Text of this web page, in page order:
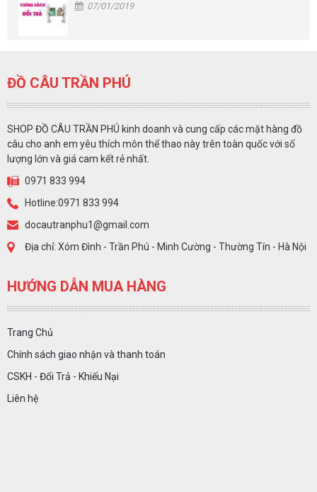
07/01/2019
ĐỒ CÂU TRẦN PHÚ
SHOP ĐỒ CÂU TRẦN PHÚ kinh doanh và cung cấp các mặt hàng đồ
câu cho anh em yêu thích môn thể thao này trên toàn quốc với số
lượng lớn và giá cam kết rẻ nhất.
0971 833 994
Hotline:0971 833 994
docautranphu1@gmail.com
Địa chỉ: Xóm Đình - Trần Phú - Minh Cường - Thường Tín - Hà Nội
HƯỚNG DẪN MUA HÀNG
Trang Chủ
Chính sách giao nhận và thanh toán
CSKH - Đổi Trả - Khiếu Nại
Liên hệ